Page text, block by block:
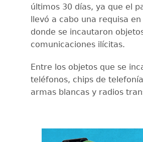
últimos 30 días, ya que el
llevó a cabo una requisa
donde se incautaron
comunicaciones ilícitas.
Entre los objetos que se
teléfonos, chips de
armas blancas y radios